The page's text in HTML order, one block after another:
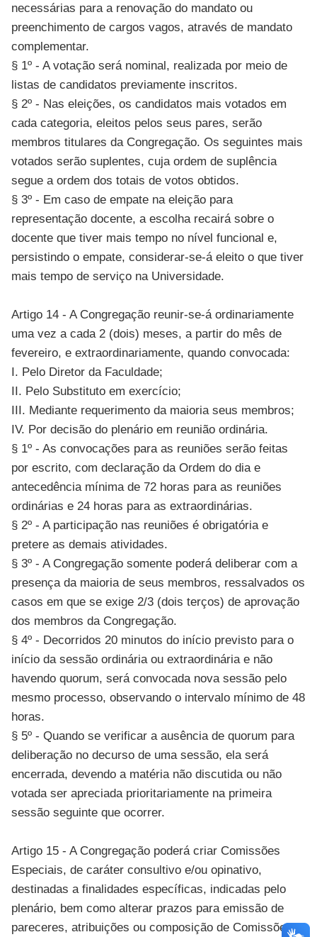
necessárias para a renovação do mandato ou
preenchimento de cargos vagos, através de mandato
complementar.
§ 1º - A votação será nominal, realizada por meio de
listas de candidatos previamente inscritos.
§ 2º - Nas eleições, os candidatos mais votados em
cada categoria, eleitos pelos seus pares, serão
membros titulares da Congregação. Os seguintes mais
votados serão suplentes, cuja ordem de suplência
segue a ordem dos totais de votos obtidos.
§ 3º - Em caso de empate na eleição para
representação docente, a escolha recairá sobre o
docente que tiver mais tempo no nível funcional e,
persistindo o empate, considerar-se-á eleito o que tiver
mais tempo de serviço na Universidade.
Artigo 14 - A Congregação reunir-se-á ordinariamente
uma vez a cada 2 (dois) meses, a partir do mês de
fevereiro, e extraordinariamente, quando convocada:
I. Pelo Diretor da Faculdade;
II. Pelo Substituto em exercício;
III. Mediante requerimento da maioria seus membros;
IV. Por decisão do plenário em reunião ordinária.
§ 1º - As convocações para as reuniões serão feitas
por escrito, com declaração da Ordem do dia e
antecedência mínima de 72 horas para as reuniões
ordinárias e 24 horas para as extraordinárias.
§ 2º - A participação nas reuniões é obrigatória e
pretere as demais atividades.
§ 3º - A Congregação somente poderá deliberar com a
presença da maioria de seus membros, ressalvados os
casos em que se exige 2/3 (dois terços) de aprovação
dos membros da Congregação.
§ 4º - Decorridos 20 minutos do início previsto para o
início da sessão ordinária ou extraordinária e não
havendo quorum, será convocada nova sessão pelo
mesmo processo, observando o intervalo mínimo de 48
horas.
§ 5º - Quando se verificar a ausência de quorum para
deliberação no decurso de uma sessão, ela será
encerrada, devendo a matéria não discutida ou não
votada ser apreciada prioritariamente na primeira
sessão seguinte que ocorrer.
Artigo 15 - A Congregação poderá criar Comissões
Especiais, de caráter consultivo e/ou opinativo,
destinadas a finalidades específicas, indicadas pelo
plenário, bem como alterar prazos para emissão de
pareceres, atribuições ou composição de Comissões